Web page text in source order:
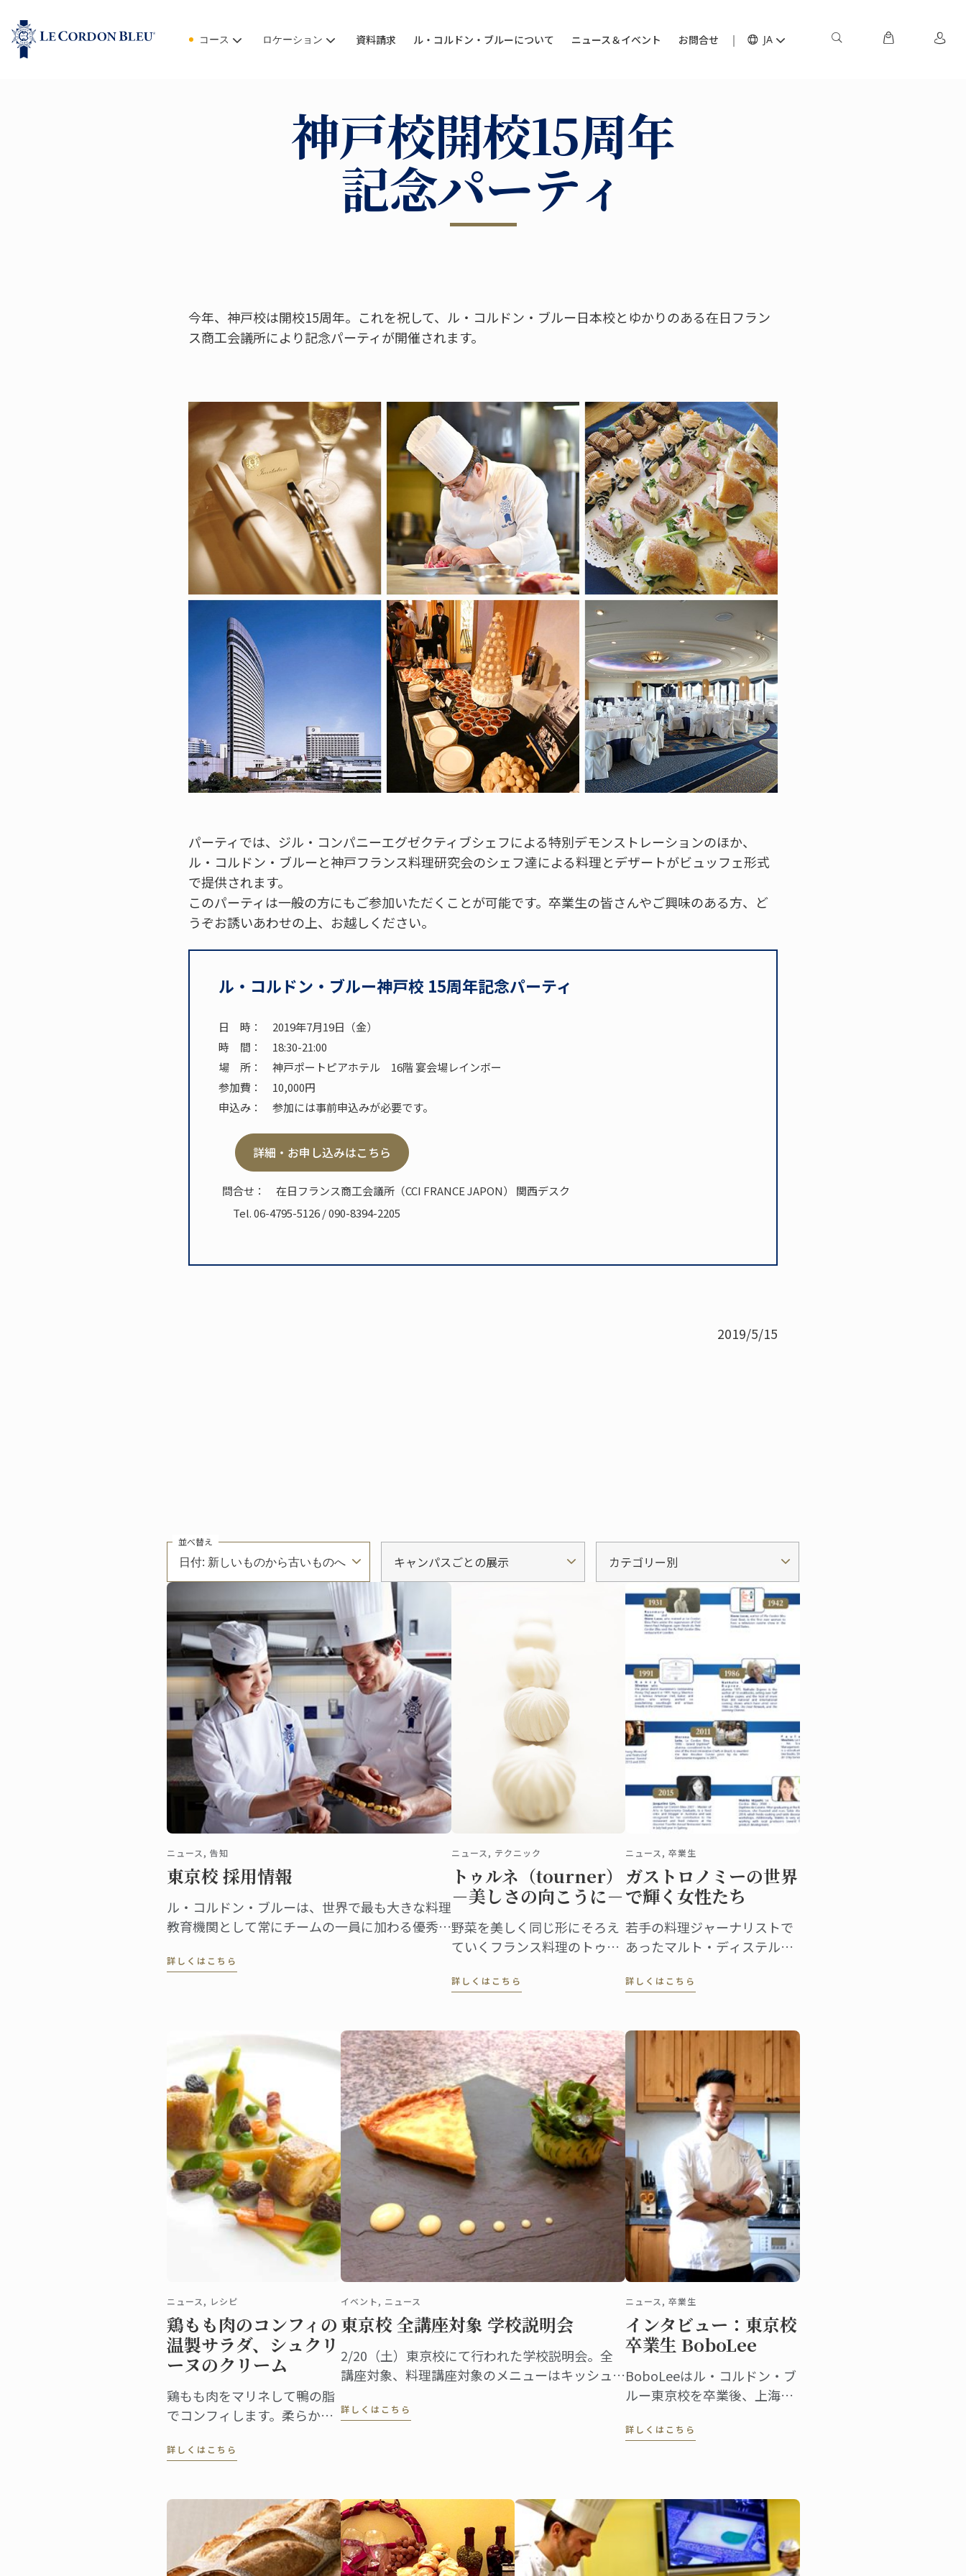
コース ロケーション 資料請求 ル・コルドン・ブルーについて ニュース＆イベント お問合せ JA
神戸校開校15周年
記念パーティ
今年、神戸校は開校15周年。これを祝して、ル・コルドン・ブルー日本校とゆかりのある在日フラン
ス商工会議所により記念パーティが開催されます。
パーティでは、ジル・コンパニーエグゼクティブシェフによる特別デモンストレーションのほか、
ル・コルドン・ブルーと神戸フランス料理研究会のシェフ達による料理とデザートがビュッフェ形式
で提供されます。
このパーティは一般の方にもご参加いただくことが可能です。卒業生の皆さんやご興味のある方、ど
うぞお誘いあわせの上、お越しください。
ル・コルドン・ブルー神戸校 15周年記念パーティ
日 時： 2019年7月19日（金）
時 間： 18:30-21:00
場 所： 神戸ポートピアホテル 16階 宴会場レインボー
参加費： 10,000円
申込み： 参加には事前申込みが必要です。
詳細・お申し込みはこちら
問合せ： 在日フランス商工会議所（CCI FRANCE JAPON） 関西デスク
Tel. 06-4795-5126 / 090-8394-2205
2019/5/15
日付: 新しいものから古いものへ
並べ替え
キャンパスごとの展示 カテゴリー別
ニュース, 告知
東京校 採用情報
ル・コルドン・ブルーは、世界で最も大きな料理
教育機関として常にチームの一員に加わる優秀な
詳しくはこちら
ニュース, テクニック
トゥルネ（tourner）
－美しさの向こうに－
野菜を美しく同じ形にそろえ
ていくフランス料理のトゥル
へのこだわりから生まれたも
な形に切り出されます。
詳しくはこちら
ニュース, 卒業生
ガストロノミーの世界
で輝く女性たち
若手の料理ジャーナリストで
あったマルト・ディステルを
て以来、ル・コルドン・ブル
理の世界に革新を起こし次世
代の育成に貢献してきまし
た。
詳しくはこちら
ニュース, レシピ
鶏もも肉のコンフィの
温製サラダ、シュクリ
ーヌのクリーム
鶏もも肉をマリネして鴨の脂
でコンフィします。柔らかく
チェッタとモリーユをあしら
品をお届けします。
詳しくはこちら
イベント, ニュース
東京校 全講座対象 学校説明会
2/20（土）東京校にて行われた学校説明会。全
講座対象、料理講座対象のメニューはキッシュ・
詳しくはこちら
ニュース, 卒業生
インタビュー：東京校
卒業生 BoboLee
BoboLeeはル・コルドン・ブ
ルー東京校を卒業後、上海で
のスタジオを持ち、オーダー
詳しくはこちら